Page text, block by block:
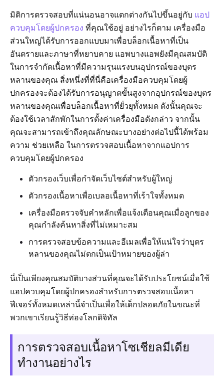
มิติการตรวจสอบที่แน่นอนอาจแตกต่างกันไปขึ้นอยู่กับ แอป
ควบคุมโดยผู้ปกครอง ที่คุณใช้อยู่ อย่างไรก็ตาม เครื่องมือ
ส่วนใหญ่ได้รับการออกแบบมาเพื่อบล็อกเนื้อหาที่เป็น
อันตรายและภาษาที่หยาบคาย แอพบางแอพยังมีคุณสมบัติ
ในการจำกัดเนื้อหาที่มีความรุนแรงบนอุปกรณ์ของบุตร
หลานของคุณ สิ่งหนึ่งที่ที่นี่คือเครื่องมือควบคุมโดยผู้
ปกครองจะต้องได้รับการอนุญาตขั้นสูงจากอุปกรณ์ของบุตร
หลานของคุณเพื่อบล็อกเนื้อหาที่ยั่วยุทั้งหมด ดังนั้นคุณจะ
ต้องใช้เวลาสักพักในการตั้งค่าเครื่องมือดังกล่าว จากนั้น
คุณจะสามารถเข้าถึงคุณลักษณะบางอย่างต่อไปนี้ได้พร้อม
ความ ช่วยเหลือ ในการตรวจสอบเนื้อหาจากแอปการ
ควบคุมโดยผู้ปกครอง
ตัวกรองเว็บเพื่อกำจัดเว็บไซต์สำหรับผู้ใหญ่
ตัวกรองเนื้อหาเพื่อเบลอเนื้อหาที่เร้าใจทั้งหมด
เครื่องมือตรวจจับคำหลักเพื่อแจ้งเตือนคุณเมื่อลูกของ
คุณกำลังค้นหาสิ่งที่ไม่เหมาะสม
การตรวจสอบข้อความและอีเมลเพื่อให้แน่ใจว่าบุตร
หลานของคุณไม่ตกเป็นเป้าหมายของผู้ล่า
นี่เป็นเพียงคุณสมบัติบางส่วนที่คุณจะได้รับประโยชน์เมื่อใช้
แอปควบคุมโดยผู้ปกครองสำหรับการตรวจสอบเนื้อหา
ฟีเจอร์ทั้งหมดเหล่านี้จำเป็นเพื่อให้เด็กปลอดภัยในขณะที่
พวกเขาเรียนรู้วิธีท่องโลกดิจิทัล
การตรวจสอบเนื้อหาโซเชียลมีเดีย
ทำงานอย่างไร